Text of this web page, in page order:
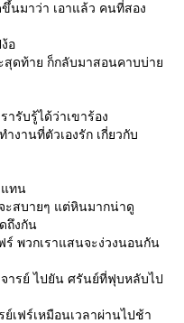
นมาว่า เอาแล้ว คนที่สอง
อ
สุดท้าย ก็กลับมาสอนคาบบ่า
ารับรู้ได้ว่าเขาร้อง
งานที่ตัวเองรัก เกี่ยวกับ
แทน
ะสบายๆ แต่หินมากน่าดู
ถึงกัน
ร์ พวกเราแสนจะง่วงนอนกัน
ารย์ ไปยัน ศรันย์ที่ฟุบหลับไป
เฟร์เหมือนเวลาผ่านไปช้า